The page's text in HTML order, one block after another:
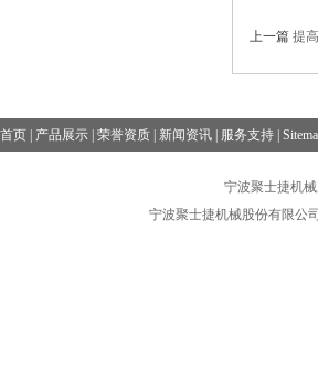
上一篇 提
首页 产品展示 荣誉资质 新闻资讯 服务支持
宁波聚士捷机械
宁波聚士捷机械股份有限公